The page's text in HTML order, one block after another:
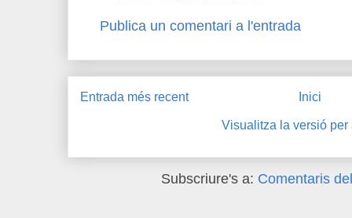
Publica un comentari a l'entrada
Entrada més recent Inici
Visualitza la versió per
Subscriure's a: Comentaris